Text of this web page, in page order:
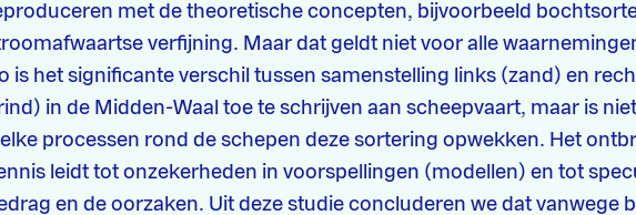
met de theoretische concepten, bijvoorbeeld
verfijning. Maar dat geldt niet voor alle
is het significante verschil tussen samenstelling links (zand) en
in de Midden-Waal toe te schrijven aan scheepvaart, maar is
processen rond de schepen deze sortering opwekken. Het
leidt tot onzekerheden in voorspellingen (modellen) en tot
en de oorzaken. Uit deze studie concluderen we dat vanwege